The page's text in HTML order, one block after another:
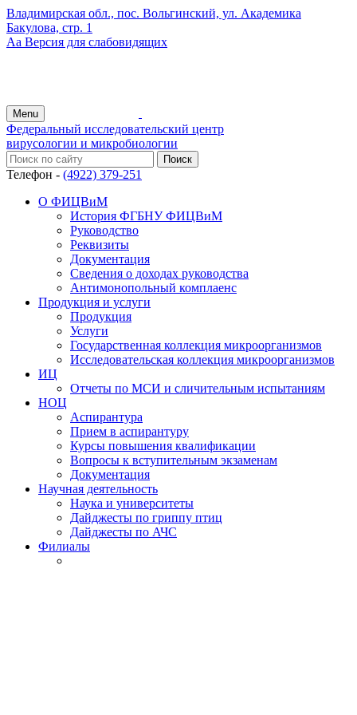
Владимирская обл., пос. Вольгинский, ул. Академика
Бакулова, стр. 1
Аа Версия для слабовидящих
Menu
Федеральный исследовательский центр
вирусологии и микробиологии
Телефон - (4922) 379-251
О ФИЦВиМ
История ФГБНУ ФИЦВиМ
Руководство
Реквизиты
Документация
Сведения о доходах руководства
Антимонопольный комплаенс
Продукция и услуги
Продукция
Услуги
Государственная коллекция микроорганизмов
Исследовательская коллекция микроорганизмов
ИЦ
Отчеты по МСИ и сличительным испытаниям
НОЦ
Аспирантура
Прием в аспирантуру
Курсы повышения квалификации
Вопросы к вступительным экзаменам
Документация
Научная деятельность
Наука и университеты
Дайджесты по гриппу птиц
Дайджесты по АЧС
Филиалы